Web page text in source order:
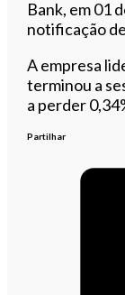
Bank, em 01
notificação
A empresa
terminou a
a perder
Partilhar